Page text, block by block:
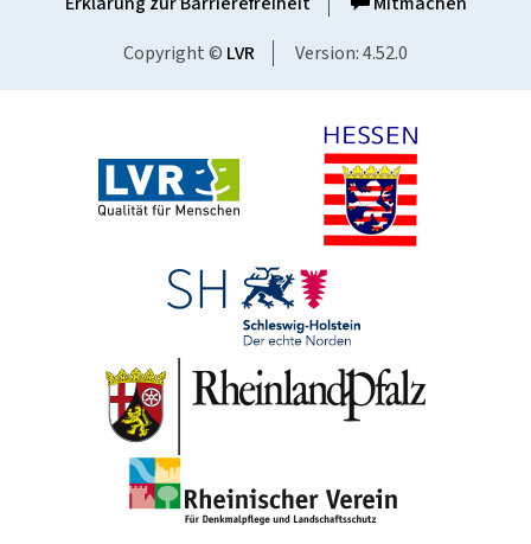
Copyright © LVR Version: 4.52.0